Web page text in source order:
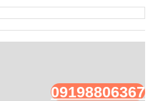
09198806367